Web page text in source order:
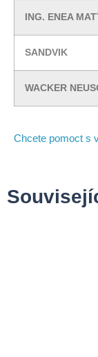
ING. ENEA
SANDVIK
WACKER
Chcete pomoct s